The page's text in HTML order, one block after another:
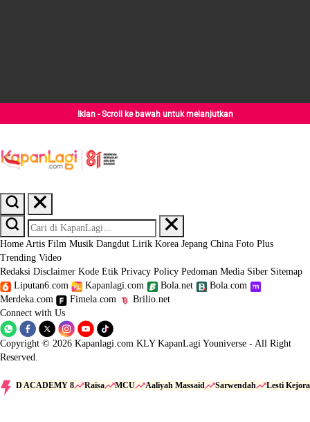
Iklan - Scroll ke bawah untuk melanjutkan
Home Artis Film Musik Dangdut Lirik Korea Jepang China Foto Plus
Trending Video
Redaksi Disclaimer Kode Etik Privacy Policy Pedoman Media Siber Sitemap
Liputan6.com
Kapanlagi.com Bola.net
Bola.com
Merdeka.com
Fimela.com
Brilio.net
Connect with Us
Copyright © 2026 Kapanlagi.com KLY KapanLagi Youniverse - All Right
Reserved.
D ACADEMY 8 Raisa MCU Aaliyah Massaid Sarwendah Lesti Kejora